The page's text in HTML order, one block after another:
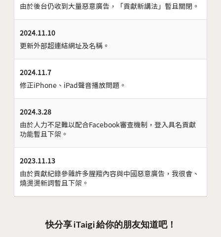
由於後台仍收到大量惡意廣告，「貢獻新講法」暫且關閉。
2024.11.10
更新外部超連結網址及名稱。
2024.11.7
修正iPhone、iPad聲音播放問題。
2024.3.28
由於人力不足難以配合Facebook審查機制，登入具名貢獻
功能暫且下架。
2023.11.13
由於貢獻紀錄參雜許多腥羶內容與中國惡意廣告，我很會、
燒燙燙新詞暫且下架。
快分享 iTaigi 給你的朋友知道吧！